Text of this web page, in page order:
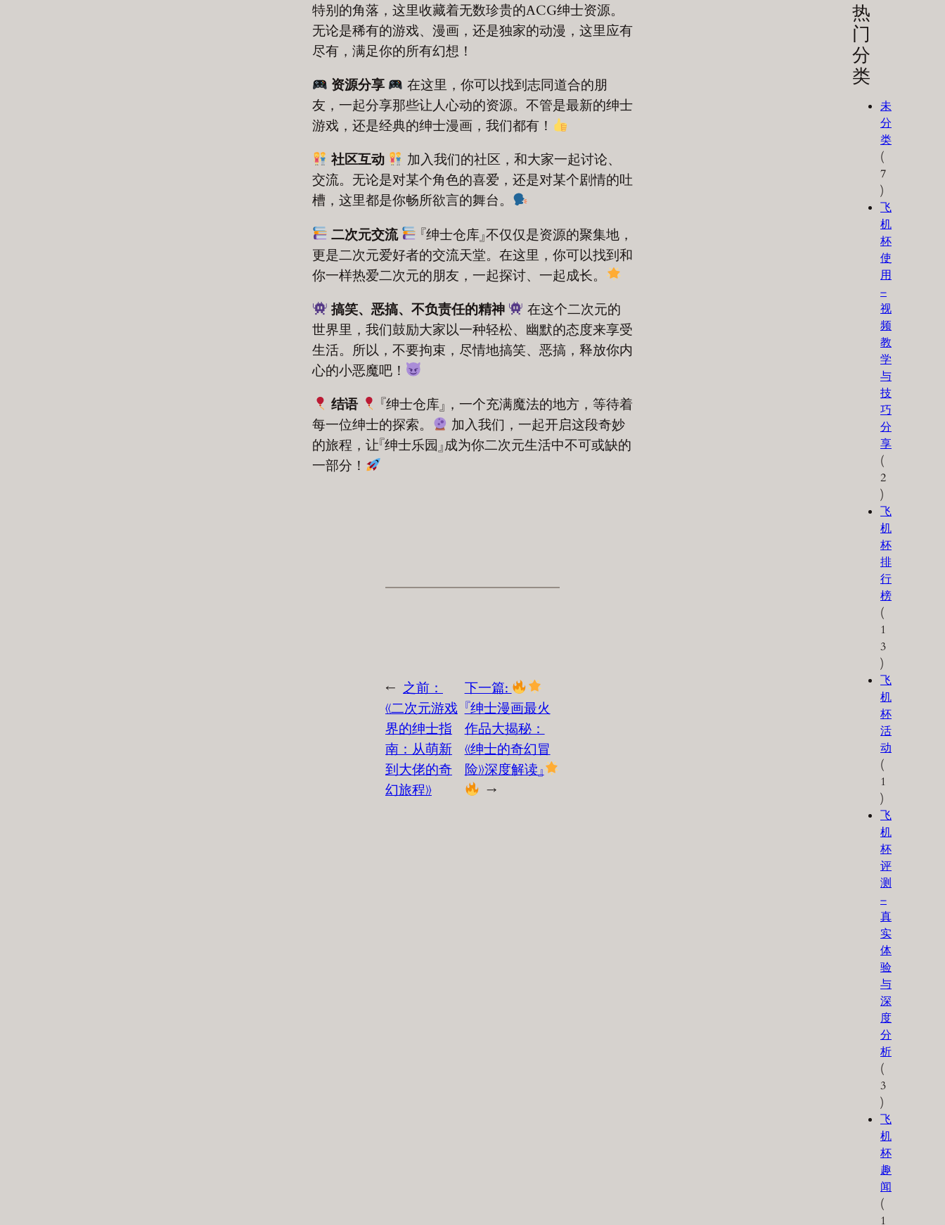
特别的角落，这里收藏着无数珍贵的ACG绅士资源。
无论是稀有的游戏、漫画，还是独家的动漫，这里应有
尽有，满足你的所有幻想！
资源分享
在这里，你可以找到志同道合的朋
友，一起分享那些让人心动的资源。不管是最新的绅士
游戏，还是经典的绅士漫画，我们都有！
社区互动
加入我们的社区，和大家一起讨论、
交流。无论是对某个角色的喜爱，还是对某个剧情的吐
槽，这里都是你畅所欲言的舞台。
二次元交流
『绅士仓库』不仅仅是资源的聚集地，
更是二次元爱好者的交流天堂。在这里，你可以找到和
你一样热爱二次元的朋友，一起探讨、一起成长。
搞笑、恶搞、不负责任的精神
在这个二次元的
世界里，我们鼓励大家以一种轻松、幽默的态度来享受
生活。所以，不要拘束，尽情地搞笑、恶搞，释放你内
心的小恶魔吧！
结语
『绅士仓库』，一个充满魔法的地方，等待着
每一位绅士的探索。
加入我们，一起开启这段奇妙
的旅程，让『绅士乐园』成为你二次元生活中不可或缺的
一部分！
← 之前：
《二次元游戏
界的绅士指
南：从萌新
到大佬的奇
幻旅程》
下一篇:
『绅士漫画最火
作品大揭秘：
《绅士的奇幻冒
险》深度解读』
→
热
门
分
类
未
分
类
(
7
)
飞
机
杯
使
用
–
视
频
教
学
与
技
巧
分
享
(
2
)
飞
机
杯
排
行
榜
(
1
3
)
飞
机
杯
活
动
(
1
)
飞
机
杯
评
测
–
真
实
体
验
与
深
度
分
析
(
3
)
飞
机
杯
趣
闻
(
1